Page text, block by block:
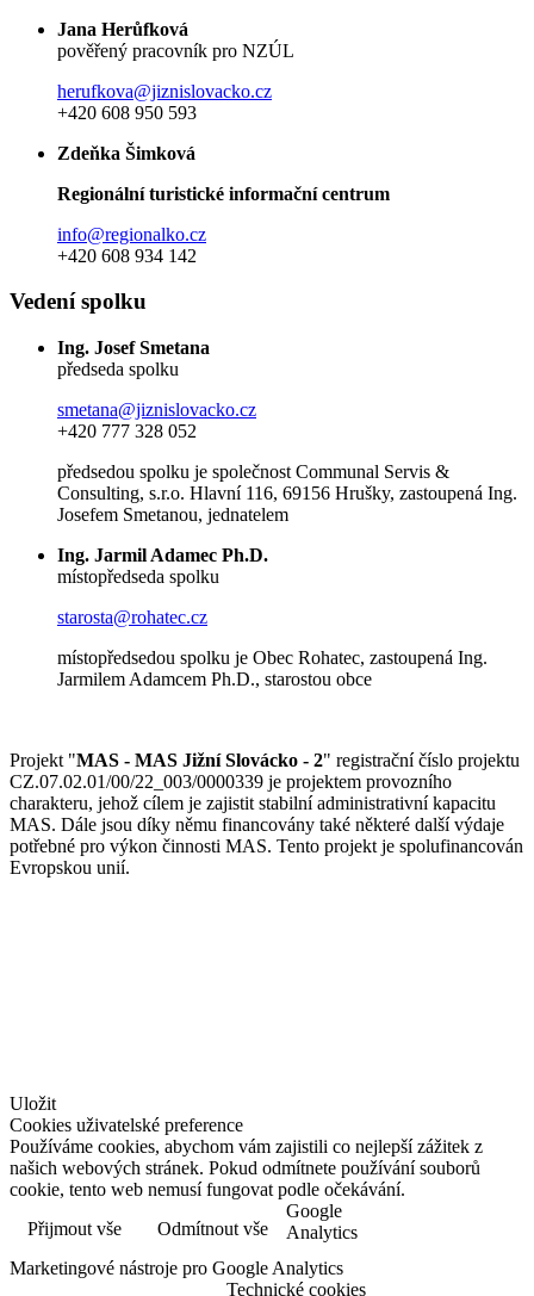
Jana Herůfková
pověřený pracovník pro NZÚL
herufkova@jiznislovacko.cz
+420 608 950 593
Zdeňka Šimková
Regionální turistické informační centrum
info@regionalko.cz
+420 608 934 142
Vedení spolku
Ing. Josef Smetana
předseda spolku
smetana@jiznislovacko.cz
+420 777 328 052
předsedou spolku je společnost Communal Servis &
Consulting, s.r.o. Hlavní 116, 69156 Hrušky, zastoupená Ing.
Josefem Smetanou, jednatelem
Ing. Jarmil Adamec Ph.D.
místopředseda spolku
starosta@rohatec.cz
místopředsedou spolku je Obec Rohatec, zastoupená Ing.
Jarmilem Adamcem Ph.D., starostou obce
Projekt "MAS - MAS Jižní Slovácko - 2" registrační číslo projektu
CZ.07.02.01/00/22_003/0000339 je projektem provozního
charakteru, jehož cílem je zajistit stabilní administrativní kapacitu
MAS. Dále jsou díky němu financovány také některé další výdaje
potřebné pro výkon činnosti MAS. Tento projekt je spolufinancován
Evropskou unií.
Uložit
Cookies uživatelské preference
Používáme cookies, abychom vám zajistili co nejlepší zážitek z
našich webových stránek. Pokud odmítnete používání souborů
cookie, tento web nemusí fungovat podle očekávání.
Přijmout vše
Odmítnout vše
Google
Analytics
Marketingové nástroje pro Google Analytics
Technické cookies